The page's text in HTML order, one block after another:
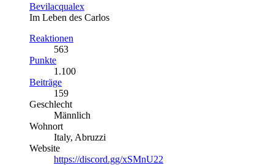
Bevilacqualex
Im Leben des Carlos
Reaktionen
563
Punkte
1.100
Beiträge
159
Geschlecht
Männlich
Wohnort
Italy, Abruzzi
Website
https://discord.gg/xSMnU22